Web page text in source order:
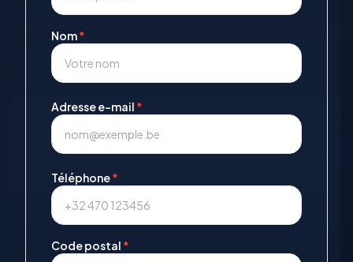
Nom*
Adresse e-mail *
Téléphone*
Code postal *